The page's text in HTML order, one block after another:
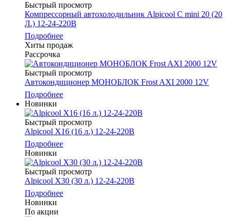
Быстрый просмотр
Компрессорный автохолодильник Alpicool C mini 20 (20
Л.) 12-24-220В
Подробнее
Хиты продаж
Рассрочка
Быстрый просмотр
Автокондиционер МОНОБЛОК Frost AXI 2000 12V
Подробнее
Новинки
Быстрый просмотр
Alpicool Х16 (16 л.) 12-24-220В
Подробнее
Новинки
Быстрый просмотр
Alpicool Х30 (30 л.) 12-24-220В
Подробнее
Новинки
По акции